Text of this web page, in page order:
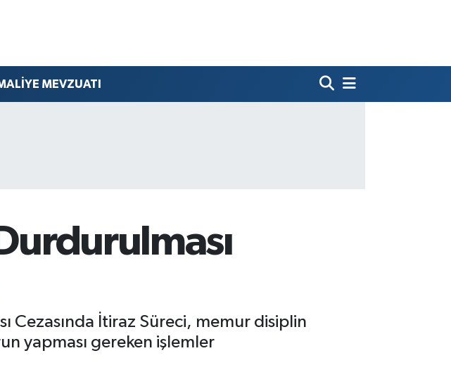
MEVZUATI
Cezasında İtiraz Süreci, memur disiplin
yapması gereken işlemler